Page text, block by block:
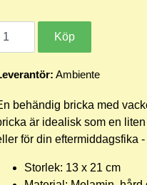
Ambiente
behändig bricka med
är idealisk som en
för din eftermiddagsfika
Storlek: 13 x 21 cm